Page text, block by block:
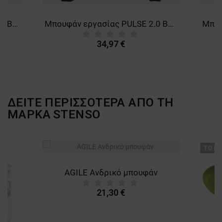
Μπουφάν εργασίας PILOT PRO BLACK Μπουφάν εργασίας PULSE 2.0 BLACK
34,97 €
ΔΕΙΤΕ ΠΕΡΙΣΣΟΤΕΡΑ ΑΠΟ ΤΗ
ΜΑΡΚΑ STENSO
AGILE Ανδρικό μπουφάν
21,30 €